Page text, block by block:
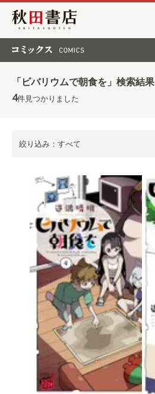
秋田書店
「ビバリウムで朝食を」検索結果
4件見つかりました
絞り込み：すべて